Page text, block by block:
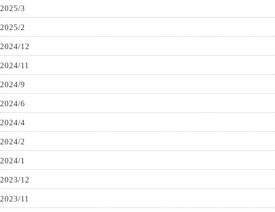
2025/3
2025/2
2024/12
2024/11
2024/9
2024/6
2024/4
2024/2
2024/1
2023/12
2023/11